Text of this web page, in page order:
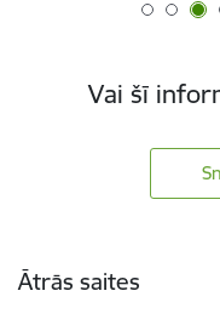
Vai šī
Ātrās saites